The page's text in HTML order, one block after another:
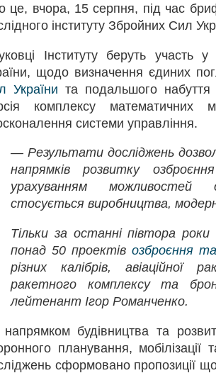
це, вчора, 15 серпня, під час
інституту Збройних Сил
Інституту беруть участь у
щодо визначення єдиних
України та подальшого
комплексу
системи управління.
— Результати досліджень
напрямків розвитку
урахуванням можливостей
стосується виробництва,
Тільки за останні півтора
понад 50 проектів озброєння та
різних калібрів, авіаційної
ракетного комплексу та
лейтенант Ігор Романченко.
будівництва та
планування,
сформовано пропозиції